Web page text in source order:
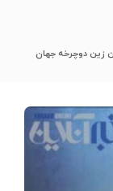
زین دوچرخه جهان